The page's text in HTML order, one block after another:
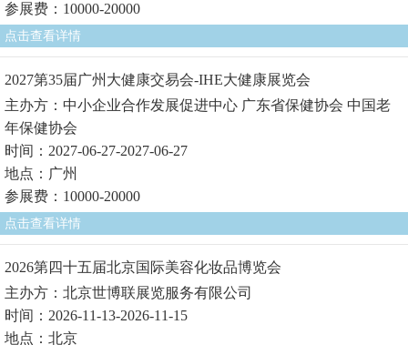
参展费：10000-20000
点击查看详情
2027第35届广州大健康交易会-IHE大健康展览会
主办方：中小企业合作发展促进中心 广东省保健协会 中国老
年保健协会
时间：2027-06-27-2027-06-27
地点：广州
参展费：10000-20000
点击查看详情
2026第四十五届北京国际美容化妆品博览会
主办方：北京世博联展览服务有限公司
时间：2026-11-13-2026-11-15
地点：北京